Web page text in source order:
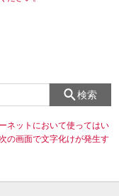
検索
ネットにおいて使ってはい
の画面で文字化けが発生す